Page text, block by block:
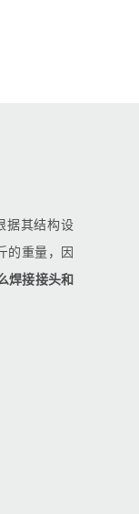
据其结构设
的重量，因
焊接接头和